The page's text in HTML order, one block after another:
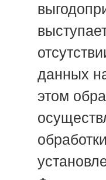
данных
этом